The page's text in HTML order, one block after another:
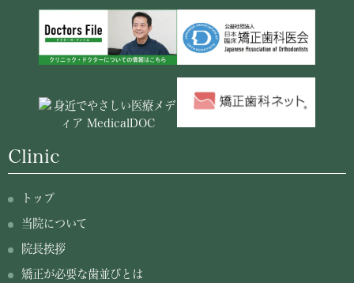
Clinic
トップ
当院について
院長挨拶
矯正が必要な歯並びとは